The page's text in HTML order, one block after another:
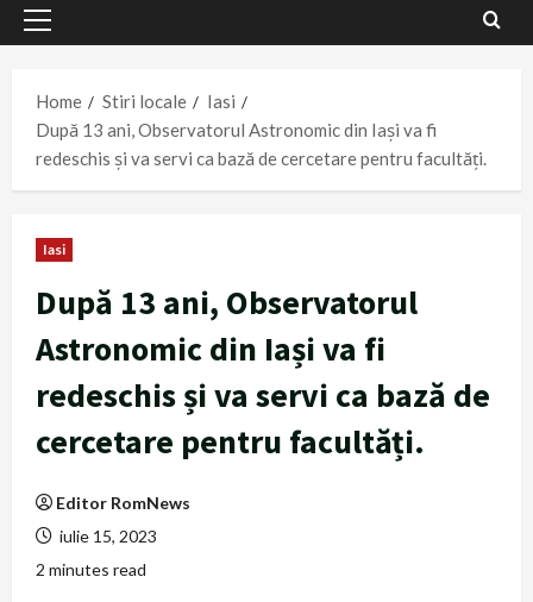
Primary
Home
Stiri locale
Iasi
După 13 ani, Observatorul Astronomic din Iași va fi
redeschis și va servi ca bază de cercetare pentru facultăți.
Iasi
După 13 ani, Observatorul
Astronomic din Iași va fi
redeschis și va servi ca bază de
cercetare pentru facultăți.
Editor RomNews
iulie 15, 2023
2 minutes read